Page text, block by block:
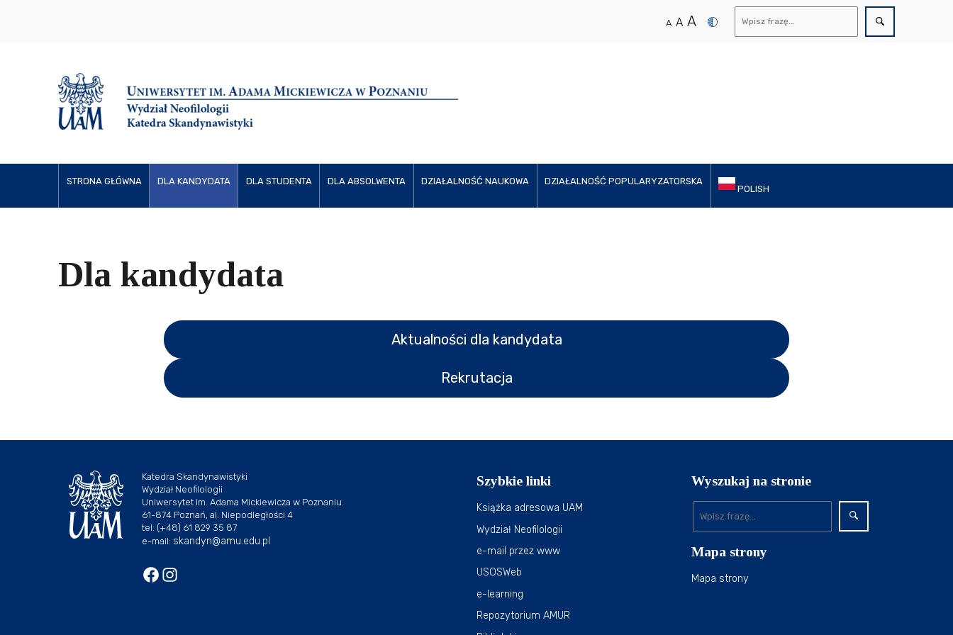
A A A
STRONA GŁÓWNA DLA KANDYDATA DLA STUDENTA DLA ABSOLWENTA DZIAŁALNOŚĆ NAUKOWA DZIAŁALNOŚĆ POPULARYZATORSKA
POLISH
Dla kandydata
Aktualności dla kandydata
Rekrutacja
Katedra Skandynawistyki
Wydział Neofilologii
Uniwersytet im. Adama Mickiewicza w Poznaniu
61-874 Poznań, al. Niepodległości 4
tel: (+48) 61 829 35 87
e-mail: skandyn@amu.edu.pl
Szybkie linki
Książka adresowa UAM
Wydział Neofilologii
e-mail przez www
USOSWeb
e-learning
Repozytorium AMUR
Wyszukaj na stronie
Mapa strony
Mapa strony